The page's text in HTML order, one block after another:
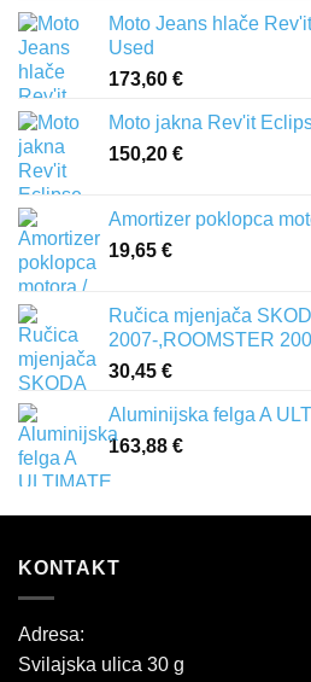
Moto Jeans hlače
Used
173,60 €
Moto jakna Rev'it
150,20 €
Amortizer poklopca
19,65 €
Ručica mjenjača
2007-,ROOMSTER
30,45 €
Aluminijska felga A
163,88 €
KONTAKT
Adresa:
Svilajska ulica 30 g